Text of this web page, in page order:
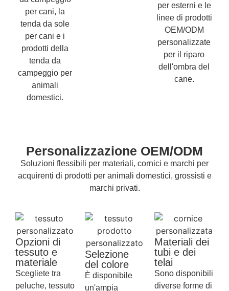
per cani, la
tenda da sole
per cani e i
prodotti della
tenda da
campeggio per
animali
domestici.
per esterni e le
linee di prodotti
OEM/ODM
personalizzate
per il riparo
dell'ombra del
cane.
Personalizzazione OEM/ODM
Soluzioni flessibili per materiali, cornici e marchi per
acquirenti di prodotti per animali domestici, grossisti e
marchi privati.
Opzioni di
tessuto e
materiale
Scegliete tra
peluche, tessuto
Selezione
del colore
È disponibile
un'ampia
Materiali dei
tubi e dei
telai
Sono disponibili
diverse forme di